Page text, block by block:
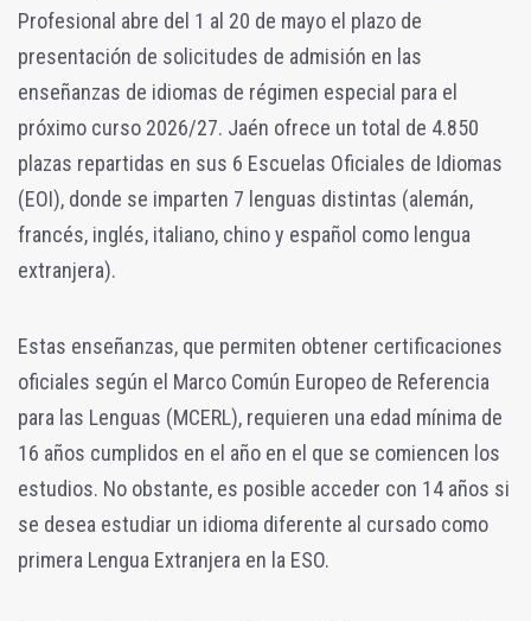
Profesional abre del 1 al 20 de mayo el plazo de
presentación de solicitudes de admisión en las
enseñanzas de idiomas de régimen especial para el
próximo curso 2026/27. Jaén ofrece un total de 4.850
plazas repartidas en sus 6 Escuelas Oficiales de Idiomas
(EOI), donde se imparten 7 lenguas distintas (alemán,
francés, inglés, italiano, chino y español como lengua
extranjera).
Estas enseñanzas, que permiten obtener certificaciones
oficiales según el Marco Común Europeo de Referencia
para las Lenguas (MCERL), requieren una edad mínima de
16 años cumplidos en el año en el que se comiencen los
estudios. No obstante, es posible acceder con 14 años si
se desea estudiar un idioma diferente al cursado como
primera Lengua Extranjera en la ESO.